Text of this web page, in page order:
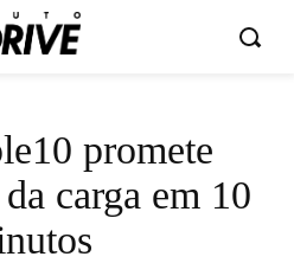
promete
carga em 10